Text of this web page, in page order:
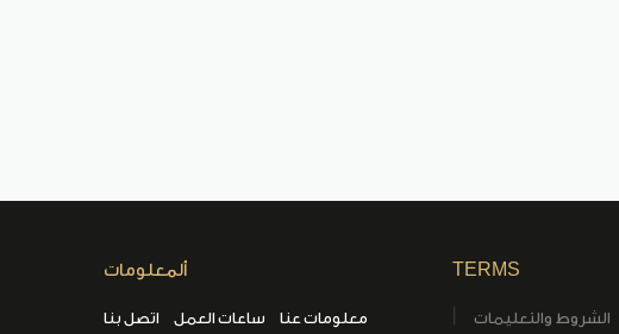
ألمعلومات
اتصل بنا ساعات العمل معلومات عنا
TERMS
الشروط والتعليمات